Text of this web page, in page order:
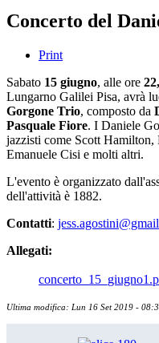
Concerto del
Print
Sabato 15 giugno, alle ore
Lungarno Galilei Pisa, avrà
Gorgone Trio, composto da
Pasquale Fiore. I Daniele
jazzisti come Scott Hamilton,
Emanuele Cisi e molti altri.
L'evento è organizzato
dell'attività è 1882.
Contatti:
Allegati:
Ultima modifica: Lun 16 Set 2019 -